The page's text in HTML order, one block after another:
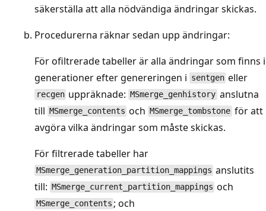
säkerställa att alla nödvändiga ändringar skickas.
Procedurerna räknar sedan upp ändringar:
För ofiltrerade tabeller är alla ändringar som finns i
generationer efter genereringen i sentgen eller
recgen uppräknade: MSmerge_genhistory anslutna
till MSmerge_contents och MSmerge_tombstone för att
avgöra vilka ändringar som måste skickas.
För filtrerade tabeller har
MSmerge_generation_partition_mappings anslutits
till: MSmerge_current_partition_mappings och
MSmerge_contents ; och